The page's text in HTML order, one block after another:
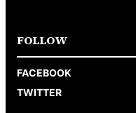
FOLLOW
FACEBOOK
TWITTER